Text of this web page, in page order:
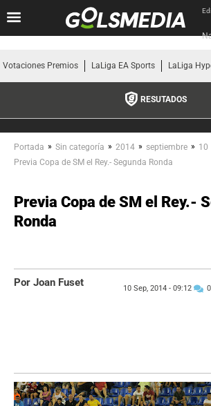
Votaciones Premios LaLiga EA Sports LaLiga
RESUTADOS
Portada » Sin categoría » 2014 » septiembre » 10
Previa Copa de SM el Rey.- Segunda Ronda
Previa Copa de SM el Rey.-
Ronda
Por Joan Fuset 10 Sep, 2014 - 09:12 0